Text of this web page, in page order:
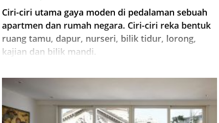
Ciri-ciri utama gaya moden di pedalaman sebuah
apartmen dan rumah negara. Ciri-ciri reka bentuk
ruang tamu, dapur, nurseri, bilik tidur, lorong,
kajian dan bilik mandi.